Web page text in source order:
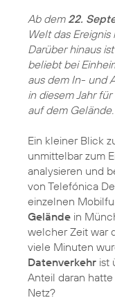
Ab dem 22.
Welt das
Darüber hinaus
beliebt bei
aus dem In- und
in diesem Jahr
auf dem Gelände.
Ein kleiner Blick
unmittelbar zum
analysieren und
von Telefónica
einzelnen
Gelände in
welcher Zeit war
viele Minuten
Datenverkehr ist
Anteil daran
Netz?